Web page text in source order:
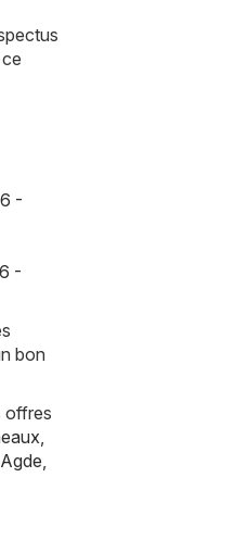
-
-
bon
offres
,
Agde,